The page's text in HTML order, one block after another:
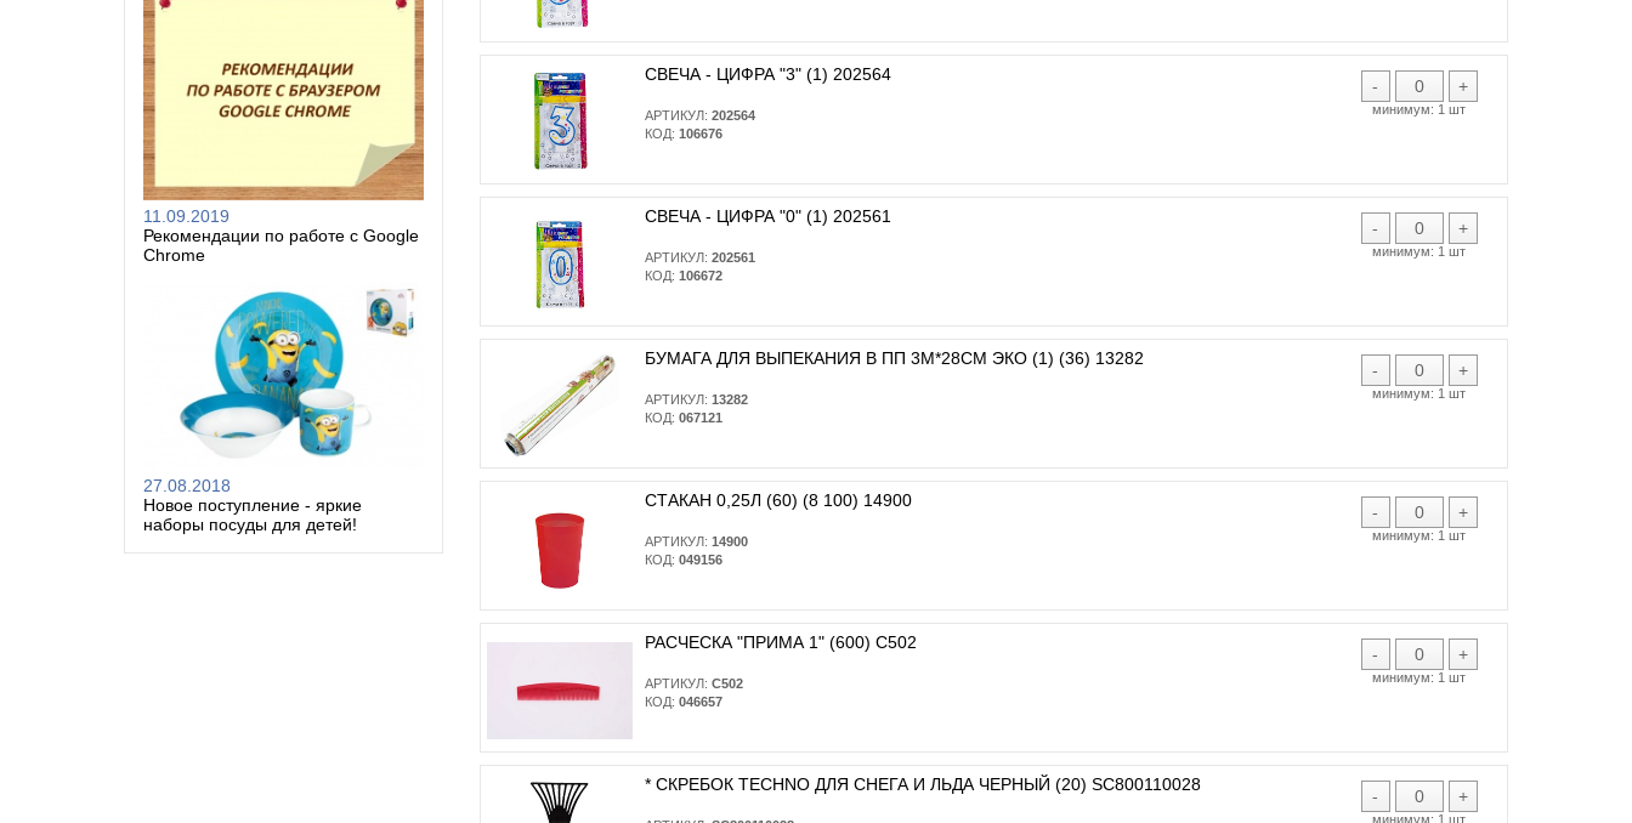
11.09.2019
Рекомендации по работе с Google
Chrome
27.08.2018
Новое поступление - яркие
наборы посуды для детей!
- +
минимум: 1 шт
СВЕЧА - ЦИФРА "3" (1) 202564
АРТИКУЛ: 202564
КОД: 106676
- +
минимум: 1 шт
СВЕЧА - ЦИФРА "0" (1) 202561
АРТИКУЛ: 202561
КОД: 106672
- +
минимум: 1 шт
БУМАГА ДЛЯ ВЫПЕКАНИЯ В ПП 3М*28СМ ЭКО (1) (36) 13282
АРТИКУЛ: 13282
КОД: 067121
- +
минимум: 1 шт
СТАКАН 0,25Л (60) (8 100) 14900
АРТИКУЛ: 14900
КОД: 049156
- +
минимум: 1 шт
РАСЧЕСКА "ПРИМА 1" (600) С502
АРТИКУЛ: С502
КОД: 046657
- +
минимум: 1 шт
* CКРЕБОК TECHNO ДЛЯ СНЕГА И ЛЬДА ЧЕРНЫЙ (20) SC800110028